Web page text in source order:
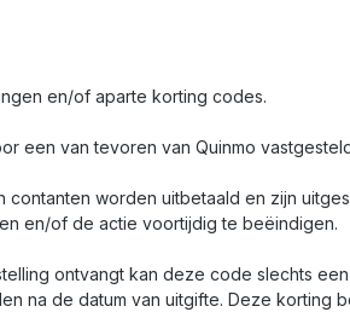
en/of aparte korting codes.
een van tevoren van Quinmo
worden uitbetaald en zijn
en/of de actie voortijdig te beëindigen.
ontvangt kan deze code slechts
na de datum van uitgifte. Deze korting